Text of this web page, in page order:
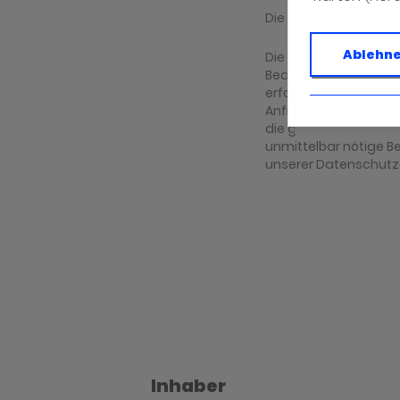
Die mit (*)
Die Daten, die Sie
Bearbeitung Ihrer
erfolgen. Eine
Anfrage erfolgt
die gesetzliche
unmittelbar nötige
unserer
Inhaber